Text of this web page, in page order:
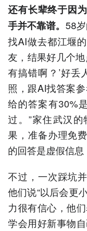
还有长辈终于因
手并不靠谱。 58
找AI做去都江堰
友，结果好几个
有搞错啊？’好丢
照，跟AI找答案
给的答案有30%
过。”家住武汉
果，准备办理免
的回答是虚假信息
不过，一次踩坑
他们说“以后会更
力很有信心，他
学会用好新事物